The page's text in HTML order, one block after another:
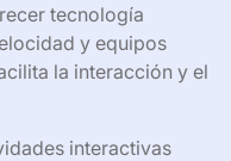
tecnología
y equipos
la interacción y el
interactivas